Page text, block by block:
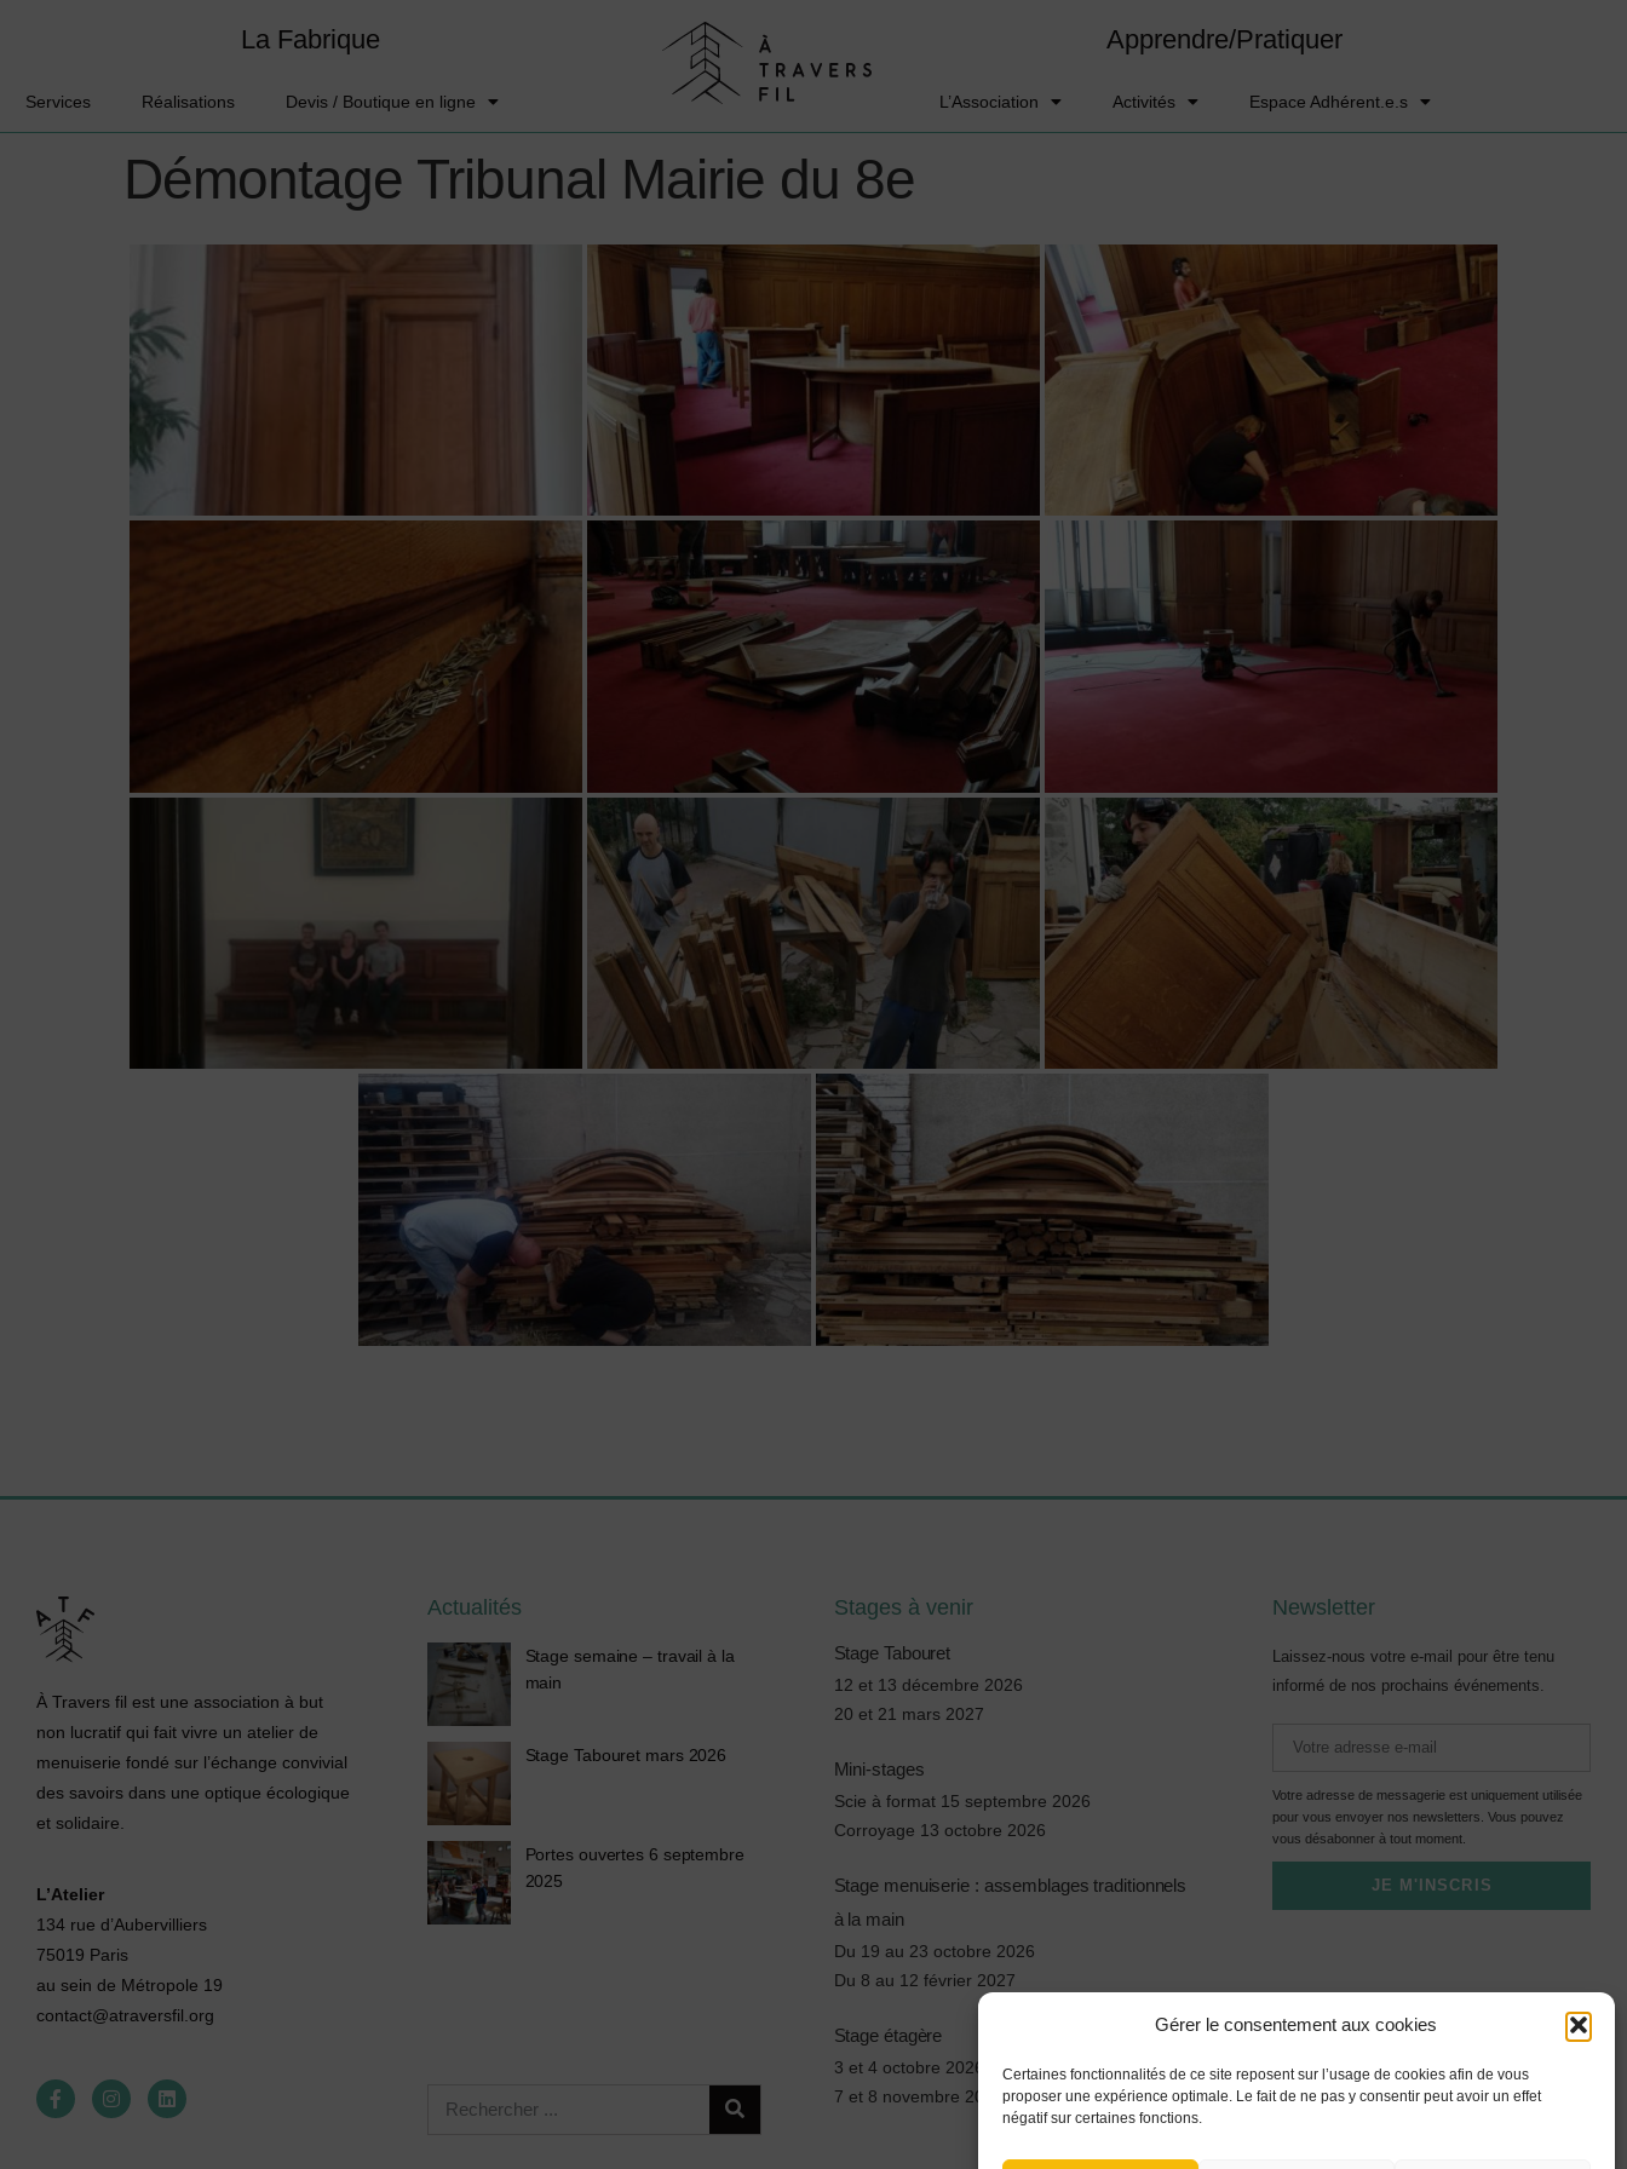
Gérer le consentement aux cookies
Certaines fonctionnalités de ce site reposent sur l’usage de cookies afin de vous
proposer une expérience optimale. Le fait de ne pas y consentir peut avoir un effet
négatif sur certaines fonctions.
La Fabrique
Services Réalisations Devis / Boutique en ligne
Apprendre/Pratiquer
L’Association Activités Espace Adhérent.e.s
Démontage Tribunal Mairie du 8e
À Travers fil est une association à but
non lucratif qui fait vivre un atelier de
menuiserie fondé sur l’échange convivial
des savoirs dans une optique écologique
et solidaire.
L’Atelier
134 rue d’Aubervilliers
75019 Paris
au sein de Métropole 19
contact@atraversfil.org
Actualités
Stage semaine – travail à la
main
Stage Tabouret mars 2026
Portes ouvertes 6 septembre
2025
Stages à venir
Stage Tabouret
12 et 13 décembre 2026
20 et 21 mars 2027
Mini-stages
Scie à format 15 septembre 2026
Corroyage 13 octobre 2026
Stage menuiserie : assemblages traditionnels
à la main
Du 19 au 23 octobre 2026
Du 8 au 12 février 2027
Stage étagère
3 et 4 octobre 2026
7 et 8 novembre 2026
Newsletter
Laissez-nous votre e-mail pour être tenu
informé de nos prochains événements.
Votre adresse de messagerie est uniquement utilisée
pour vous envoyer nos newsletters. Vous pouvez
vous désabonner à tout moment.
JE M'INSCRIS